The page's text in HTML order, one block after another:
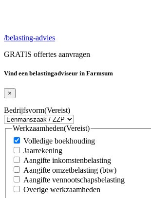
/belasting-advies
GRATIS offertes aanvragen
Vind een belastingadviseur in Farmsum
×
Bedrijfsvorm(Vereist)
Werkzaamheden(Vereist)
Volledige boekhouding
Jaarrekening
Aangifte inkomstenbelasting
Aangifte omzetbelasting (btw)
Aangifte vennootschapsbelasting
Overige werkzaamheden